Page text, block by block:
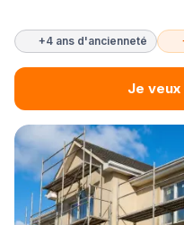
+4 ans d'ancienneté
Je